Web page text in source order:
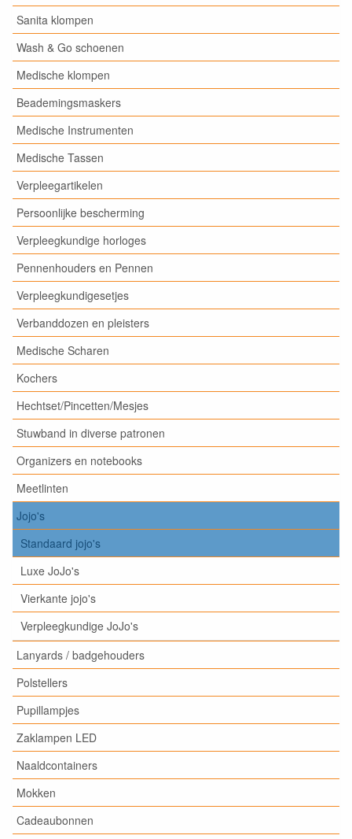
Sanita klompen
Wash & Go schoenen
Medische klompen
Beademingsmaskers
Medische Instrumenten
Medische Tassen
Verpleegartikelen
Persoonlijke bescherming
Verpleegkundige horloges
Pennenhouders en Pennen
Verpleegkundigesetjes
Verbanddozen en pleisters
Medische Scharen
Kochers
Hechtset/Pincetten/Mesjes
Stuwband in diverse patronen
Organizers en notebooks
Meetlinten
Jojo's
Standaard jojo's
Luxe JoJo's
Vierkante jojo's
Verpleegkundige JoJo's
Lanyards / badgehouders
Polstellers
Pupillampjes
Zaklampen LED
Naaldcontainers
Mokken
Cadeaubonnen